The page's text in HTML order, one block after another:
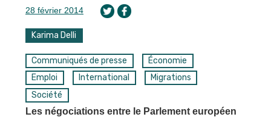
28 février 2014
Karima Delli
Communiqués de presse
Économie
Emploi
International
Migrations
Société
Les négociations entre le Parlement européen